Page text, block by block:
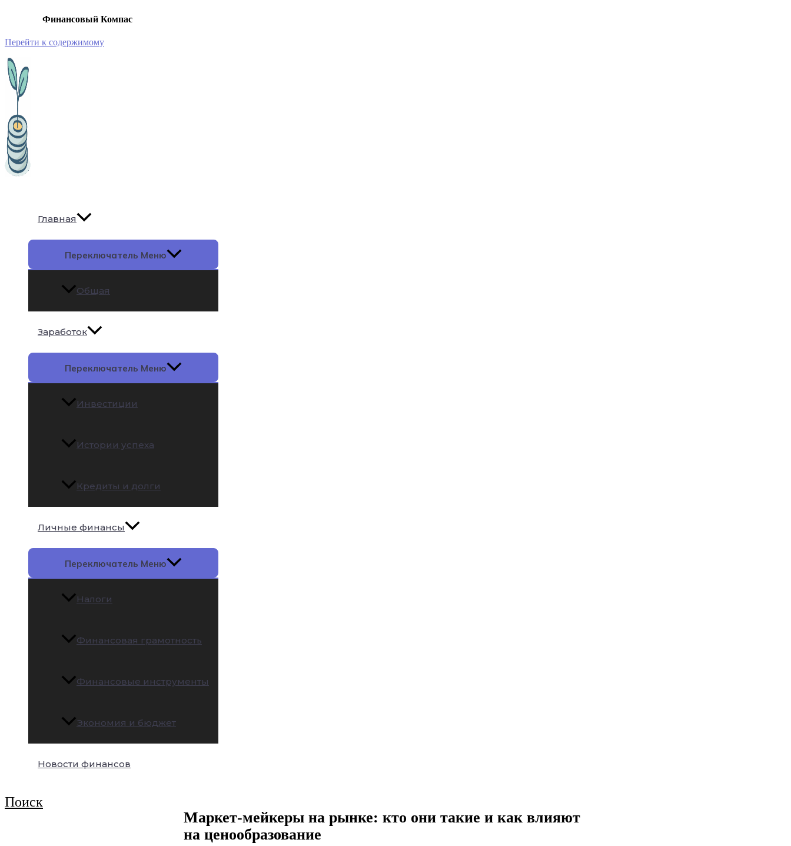
Финансовый Компас
Перейти к содержимому
Главная
Переключатель Меню
Общая
Заработок
Переключатель Меню
Инвестиции
Истории успеха
Кредиты и долги
Личные финансы
Переключатель Меню
Налоги
Финансовая грамотность
Финансовые инструменты
Экономия и бюджет
Новости финансов
Поиск
Маркет-мейкеры на рынке: кто они такие и как влияют
на ценообразование